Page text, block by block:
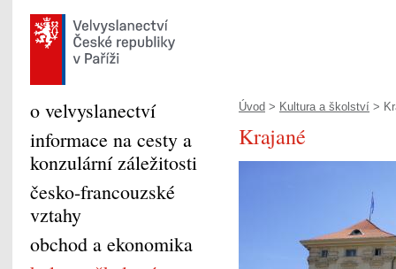
Úvod > Kultura a školství >
Krajané
o velvyslanectví
informace na cesty a
konzulární záležitosti
česko-francouzské
vztahy
obchod a ekonomika